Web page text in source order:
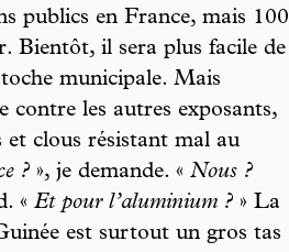
publics en France, mais 100
Bientôt, il sera plus facile de
municipale. Mais
contre les autres exposants,
et clous résistant mal au
? », je demande. « Nous ?
« Et pour l’aluminium ? » La
est surtout un gros tas